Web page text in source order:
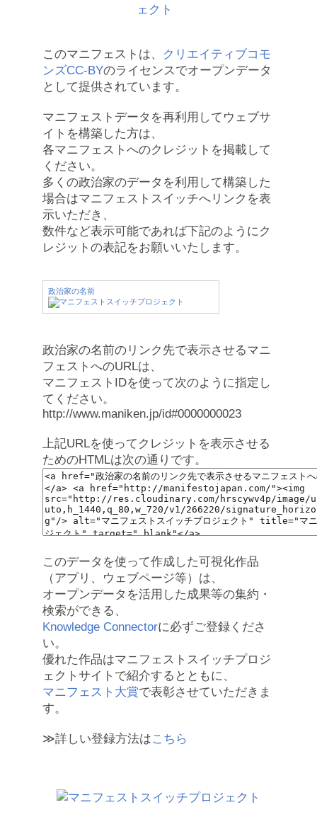
このマニフェストは、
クリエイティブコモ
ンズCC-BYのライセンスでオープンデータ
として提供されています。
マニフェストデータを再利用してウェブサ
イトを構築した方は、
各マニフェストへのクレジットを掲載して
ください。
多くの政治家のデータを利用して構築した
場合はマニフェストスイッチへリンクを表
示いただき、
数件など表示可能であれば下記のようにク
レジットの表記をお願いいたします。
政治家の名前
政治家の名前のリンク先で表示させるマニ
フェストへのURLは、
マニフェストIDを使って次のように指定し
てください。
http://www.maniken.jp/id#0000000023
上記URLを使ってクレジットを表示させる
ためのHTMLは次の通りです。
このデータを使って作成した可視化作品
（アプリ、ウェブページ等）は、
オープンデータを活用した成果等の集約・
検索ができる、
Knowledge Connectorに必ずご登録くださ
い。
優れた作品はマニフェストスイッチプロジ
ェクトサイトで紹介するとともに、
マニフェスト大賞で表彰させていただきま
す。
≫詳しい登録方法はこちら